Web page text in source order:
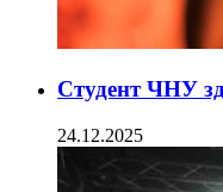
Студент ЧНУ
24.12.2025